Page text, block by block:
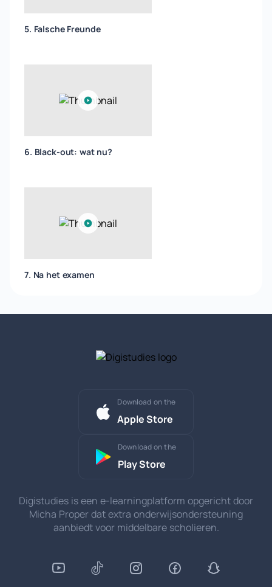
5. Falsche Freunde
6. Black-out: wat nu?
7. Na het examen
Download on the
Apple Store
Download on the
Play Store
Digistudies is een e-learningplatform opgericht door
Micha Proper dat extra onderwijsondersteuning
aanbiedt voor middelbare scholieren.